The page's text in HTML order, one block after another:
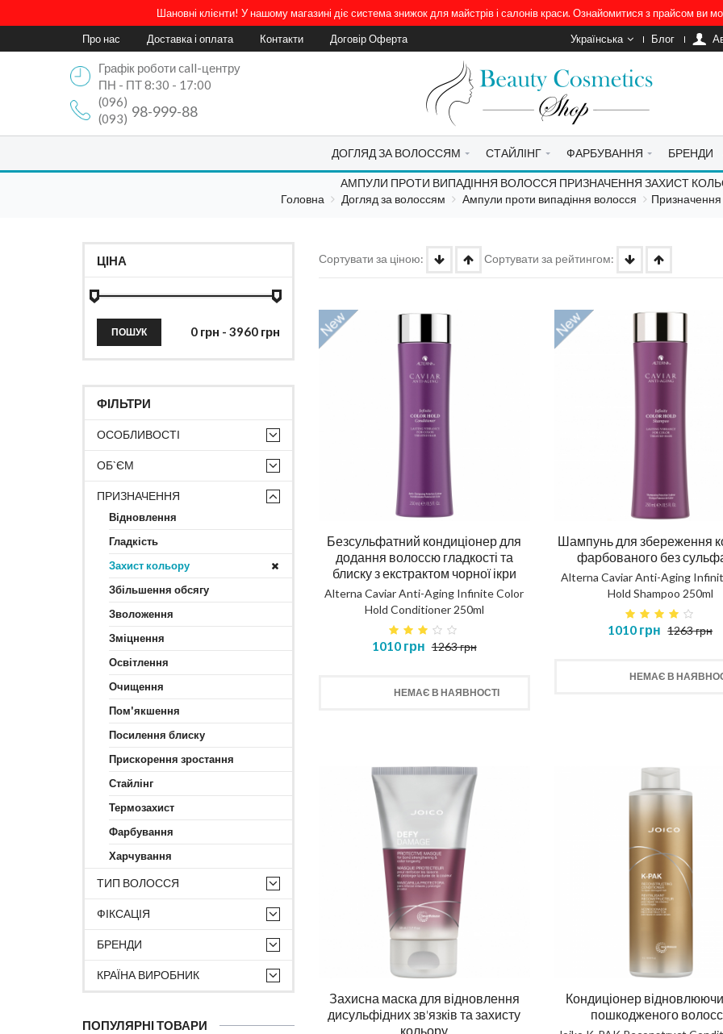
Шановні клієнти! У нашому магазині діє система знижок для майстрів і салонів краси. Ознайомитися з прайсом
Про нас
Доставка і оплата Контакти Договір Оферта Українська Блог
Графік роботи call-центру
ПН - ПТ 8:30 - 17:00
(096)
98-999-88
(093)
ДОГЛЯД ЗА ВОЛОССЯМ СТАЙЛІНГ ФАРБУВАННЯ БРЕНДИ
АМПУЛИ ПРОТИ ВИПАДІННЯ ВОЛОССЯ ПРИЗНАЧЕННЯ ЗАХИСТ
Головна
Догляд за волоссям Ампули проти випадіння волосся Призначення
ЦІНА
ПОШУК
ФІЛЬТРИ
ОСОБЛИВОСТІ
ОБ`ЄМ
ПРИЗНАЧЕННЯ
Відновлення
Гладкість
Захист кольору
Збільшення обсягу
Зволоження
Зміцнення
Освітлення
Очищення
Пом'якшення
Посилення блиску
Прискорення зростання
Стайлінг
Термозахист
Фарбування
Харчування
ТИП ВОЛОССЯ
ФІКСАЦІЯ
БРЕНДИ
КРАЇНА ВИРОБНИК
ПОПУЛЯРНІ ТОВАРИ
Сортувати за ціною: Сортувати за рейтингом:
Безсульфатний кондиціонер для
додання волоссю гладкості та
блиску з екстрактом чорної ікри
Alterna Caviar Anti-Aging Infinite Color
Hold Conditioner 250ml
1010 грн 1263 грн
НЕМАЄ В НАЯВНОСТІ
Шампунь для збереження
фарбованого без
Alterna Caviar Anti-Aging
Hold Shampoo 250ml
1010 грн 1263 грн
НЕМАЄ В
Захисна маска для відновлення
дисульфідних зв'язків та захисту
кольору
Кондиціонер
пошкодженого